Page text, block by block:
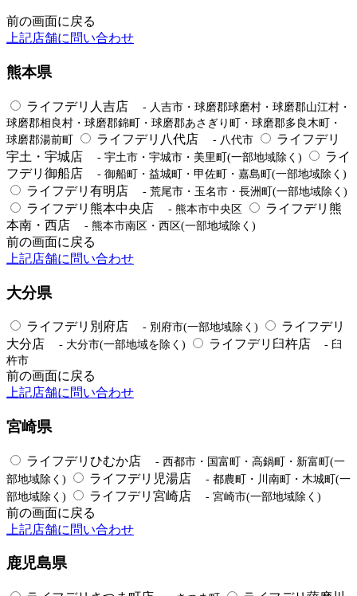
前の画面に戻る
上記店舗に問い合わせ
熊本県
ライフデリ人吉店
- 人吉市・球磨郡球磨村・球磨郡山江村・
球磨郡相良村・球磨郡錦町・球磨郡あさぎり町・球磨郡多良木町・
球磨郡湯前町
ライフデリ八代店 - 八代市
ライフデリ
宇土・宇城店
- 宇土市・宇城市・美里町(一部地域除く)
ライ
フデリ御船店
- 御船町・益城町・甲佐町・嘉島町(一部地域除く)
ライフデリ有明店 - 荒尾市・玉名市・長洲町(一部地域除く)
ライフデリ熊本中央店 - 熊本市中央区
ライフデリ熊
本南・西店
- 熊本市南区・西区(一部地域除く)
前の画面に戻る
上記店舗に問い合わせ
大分県
ライフデリ別府店 - 別府市(一部地域除く)
ライフデリ
大分店
- 大分市(一部地域を除く) ライフデリ臼杵店
- 臼
杵市
前の画面に戻る
上記店舗に問い合わせ
宮崎県
ライフデリひむか店
- 西都市・国富町・高鍋町・新富町(一
部地域除く)
ライフデリ児湯店
- 都農町・川南町・木城町(一
部地域除く)
ライフデリ宮崎店 - 宮崎市(一部地域除く)
前の画面に戻る
上記店舗に問い合わせ
鹿児島県